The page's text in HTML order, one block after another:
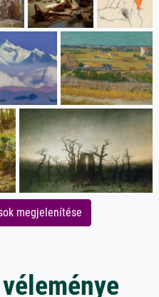
megjelenítése